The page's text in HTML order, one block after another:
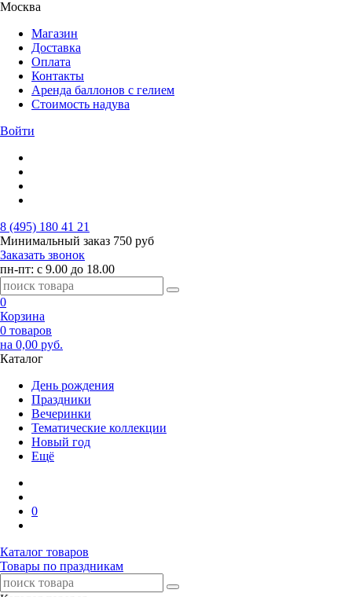
Москва
Магазин
Доставка
Оплата
Контакты
Аренда баллонов с гелием
Стоимость надува
Войти
8 (495) 180 41 21
Минимальный заказ 750 руб
Заказать звонок
пн-пт: с 9.00 до 18.00
0
Корзина
0 товаров
на 0,00 руб.
Каталог
День рождения
Праздники
Вечеринки
Тематические коллекции
Новый год
Ещё
0
Каталог товаров
Товары по праздникам